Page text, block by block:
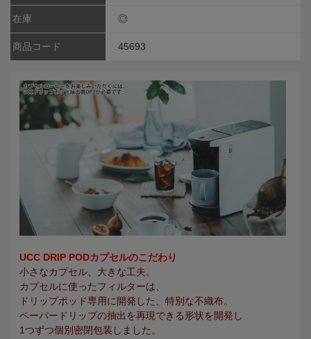
在庫 ◎
商品コード 45693
UCC DRIP PODカプセルのこだわり
小さなカプセル、大きな工夫。
カプセルに使ったフィルターは、
ドリップポッド専用に開発した、特別な不織布。
ペーパードリップの抽出を再現できる形状を開発し
1つずつ個別密閉包装しました。